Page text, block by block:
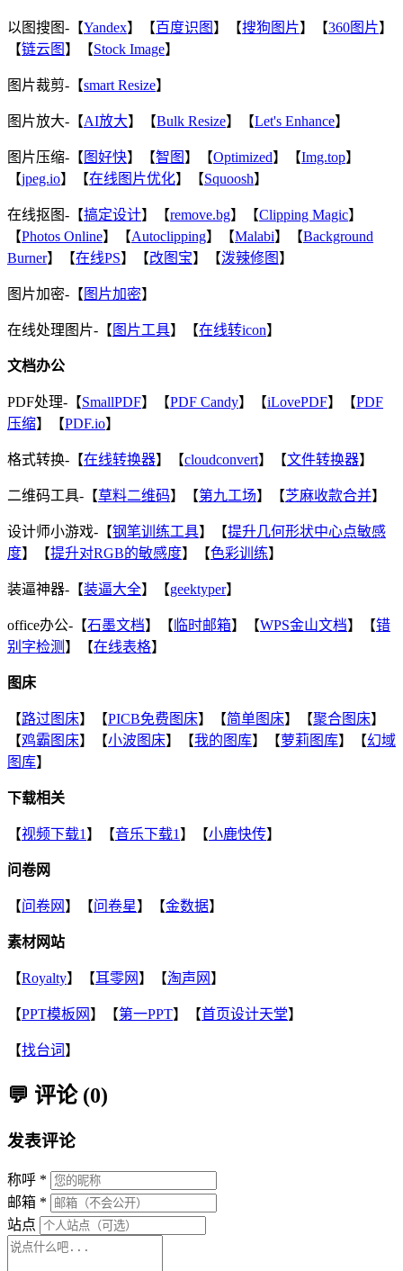
以图搜图-【Yandex】【百度识图 】【搜狗图片】【360图片】
【链云图 】【Stock Image】
图片裁剪-【smart Resize】
图片放大-【AI放大】【Bulk Resize】【Let's Enhance】
图片压缩-【 图好快】【智图 】【Optimized】【Img.top】
【jpeg.io】【在线图片优化】【Squoosh】
在线抠图-【搞定设计】【remove.bg】【Clipping Magic】
【Photos Online】【Autoclipping】【Malabi】【Background
Burner】【在线PS】【改图宝】【泼辣修图 】
图片加密-【 图片加密】
在线处理图片-【 图片工具】【在线转icon】
文档办公
PDF处理-【SmallPDF】【PDF Candy】【iLovePDF】【PDF
压缩】【PDF.io】
格式转换-【在线转换器】【cloudconvert】【文件转换器】
二维码工具-【草料二维码】【第九工场】【芝麻收款合并】
设计师小游戏-【钢笔训练工具】【提升几何形状中心点敏感
度】【提升对RGB的敏感度】【色彩训练】
装逼神器-【装逼大全】【geektyper】
office办公-【石墨文档】【 临时邮箱】【WPS金山文档】【错
别字检测 】【在线表格】
图床
【路过图床】【PICB免费图床】【简单图床】【聚合图床】
【鸡霸图床】【小波图床】【我的图库】【萝莉图库】【幻域
图库】
下载相关
【视频下载1 】【音乐下载1 】【小鹿快传】
问卷网
【问卷网 】【问卷星】【金数据】
素材网站
【Royalty】【耳零网 】【淘声网 】
【PPT模板网 】【第一PPT】【首页设计天堂】
【找台词 】
💬 评论 (0)
发表评论
称呼 *
邮箱 *
站点